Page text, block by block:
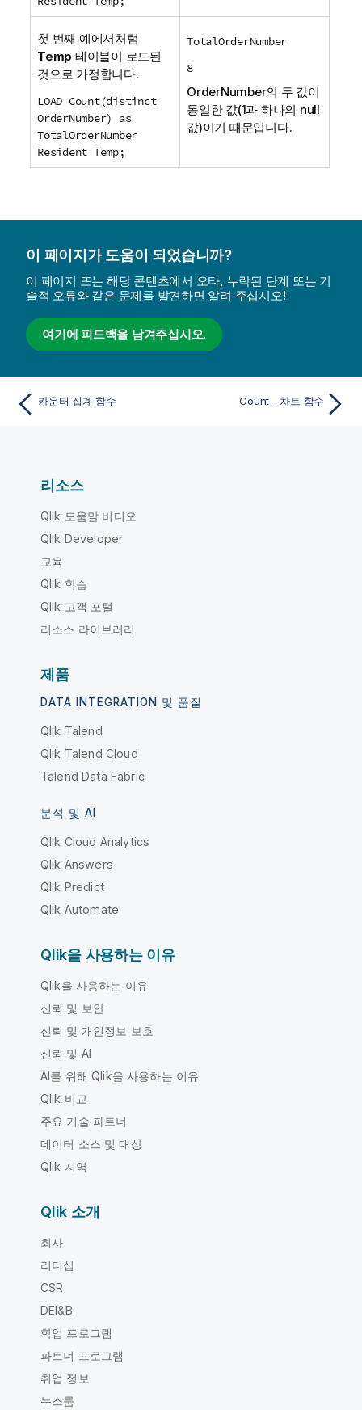
첫 번째 예에서처럼
Temp 테이블이 로드된
것으로 가정합니다.
LOAD Count(distinct
OrderNumber) as
TotalOrderNumber
Resident Temp;
TotalOrderNumber
8
OrderNumber의 두 값이
동일한 값(1과 하나의 null
값)이기 떄문입니다.
이 페이지가 도움이 되었습니까?
이 페이지 또는 해당 콘텐츠에서 오타, 누락된 단계 또는 기
술적 오류와 같은 문제를 발견하면 알려 주십시오!
여기에 피드백을 남겨주십시오.
카운터 집계 함수 Count - 차트 함수
리소스
Qlik 도움말 비디오
Qlik Developer
교육
Qlik 학습
Qlik 고객 포털
리소스 라이브러리
제품
DATA INTEGRATION 및 품질
Qlik Talend
Qlik Talend Cloud
Talend Data Fabric
분석 및 AI
Qlik Cloud Analytics
Qlik Answers
Qlik Predict
Qlik Automate
Qlik을 사용하는 이유
Qlik을 사용하는 이유
신뢰 및 보안
신뢰 및 개인정보 보호
신뢰 및 AI
AI를 위해 Qlik을 사용하는 이유
Qlik 비교
주요 기술 파트너
데이터 소스 및 대상
Qlik 지역
Qlik 소개
회사
리더십
CSR
DEI&B
학업 프로그램
파트너 프로그램
취업 정보
뉴스룸